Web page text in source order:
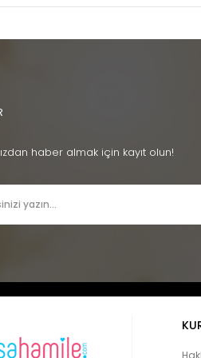
haber almak için kayıt olun!